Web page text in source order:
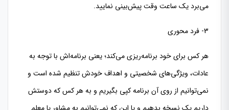
می‌برد یک ساعت وقت پیش‌بینی نمایید.
3- فرد محوری
هر کس برای خود برنامه‌ریزی می‌کند؛ یعنی برنامه‌اش با توجه به
عادات، ویژگی‌های شخصیتی و اهداف خودش تنظیم شده است و
نمی‌توانیم از روی آن برنامه کپی بگیریم و به هر کس که دوستش